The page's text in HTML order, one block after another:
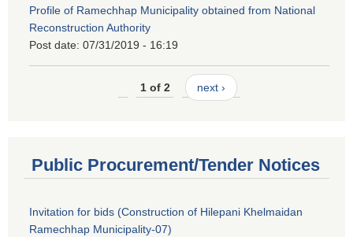
Profile of Ramechhap Municipality obtained from National
Reconstruction Authority
Post date: 07/31/2019 - 16:19
1 of 2 next ›
Public Procurement/Tender Notices
Invitation for bids (Construction of Hilepani Khelmaidan
Ramechhap Municipality-07)